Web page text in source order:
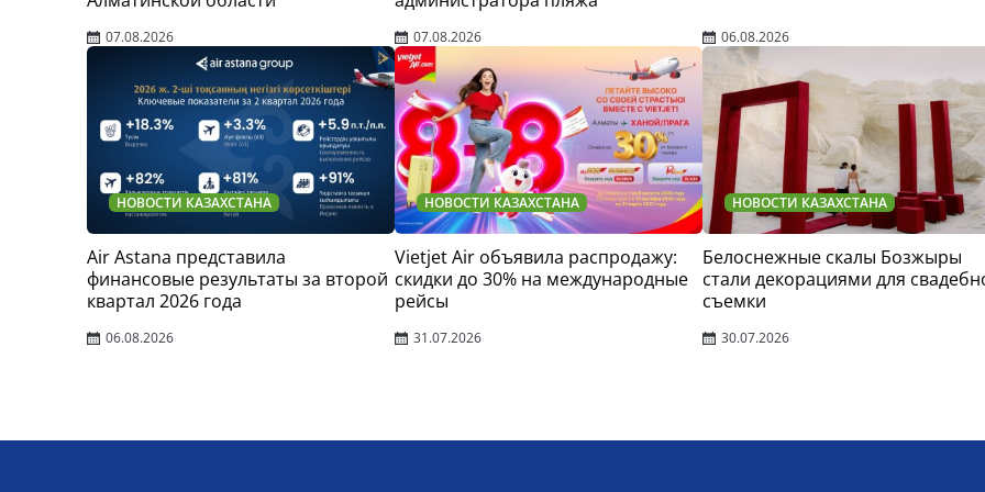
07.08.2026 07.08.2026 06.08.2026
НОВОСТИ КАЗАХСТАНА
Air Astana представила
финансовые результаты за второй
квартал 2026 года
06.08.2026
НОВОСТИ КАЗАХСТАНА
Vietjet Air объявила распродажу:
скидки до 30% на международные
рейсы
31.07.2026
НОВОСТИ КАЗАХСТАНА
Белоснежные скалы Бозжыры
стали декорациями для
съемки
30.07.2026